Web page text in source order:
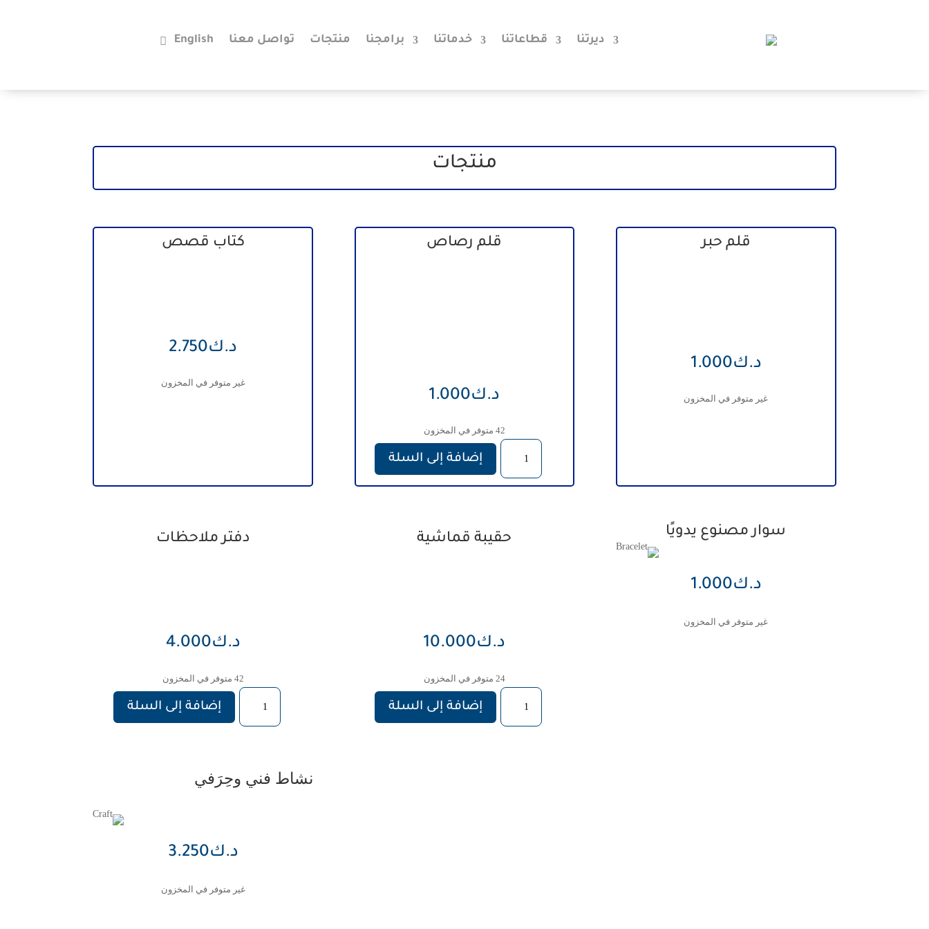
ديرتنا قطاعاتنا خدماتنا برامجنا منتجات تواصل معنا English
منتجات
كتاب قصص
د.ك2.750
غير متوفر في المخزون
قلم رصاص
د.ك1.000
42 متوفر في المخزون
كمية
رصاص
إضافة إلى السلة
قلم حبر
د.ك1.000
غير متوفر في المخزون
دفتر ملاحظات
د.ك4.000
42 متوفر في المخزون
كمية
دفتر
ملاحظات
إضافة إلى السلة
حقيبة قماشية
د.ك10.000
24 متوفر في المخزون
كمية
حقيبة
قماشية
إضافة إلى السلة
سوار مصنوع يدويًا
د.ك1.000
غير متوفر في المخزون
نشاط فني وحِرَفي
د.ك3.250
غير متوفر في المخزون